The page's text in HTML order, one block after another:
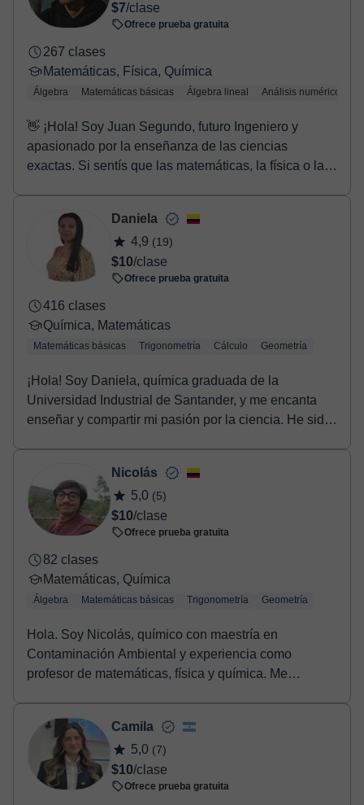
$7/clase
Ofrece prueba gratuita
267 clases
Matemáticas, Física, Química
Álgebra Matemáticas básicas Álgebra lineal Análisis numérico
👋 ¡Hola! Soy Juan Segundo, futuro Ingeniero y
apasionado por la enseñanza de las ciencias
exactas. Si sentís que las matemáticas, la física o la
Daniela
4,9 (19)
$10/clase
Ofrece prueba gratuita
416 clases
Química, Matemáticas
Matemáticas básicas Trigonometría Cálculo Geometría
¡Hola! Soy Daniela, química graduada de la
Universidad Industrial de Santander, y me encanta
enseñar y compartir mi pasión por la ciencia. He sido
Nicolás
5,0 (5)
$10/clase
Ofrece prueba gratuita
82 clases
Matemáticas, Química
Álgebra Matemáticas básicas Trigonometría Geometría
Hola. Soy Nicolás, químico con maestría en
Contaminación Ambiental y experiencia como
profesor de matemáticas, física y química. Me
Camila
5,0 (7)
$10/clase
Ofrece prueba gratuita